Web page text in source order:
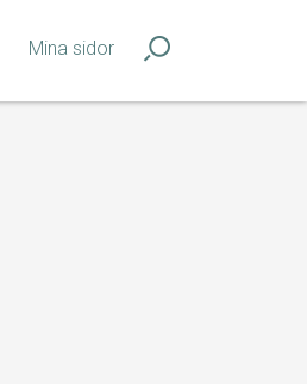
Mina sidor